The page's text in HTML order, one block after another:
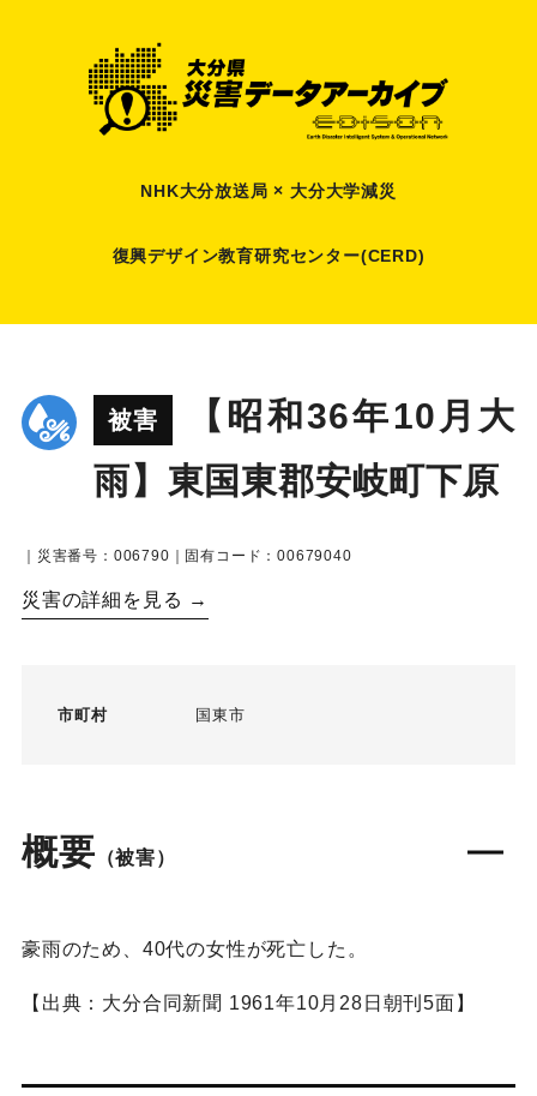
NHK大分放送局 × 大分大学減災
復興デザイン教育研究センター(CERD)
被害
【昭和36年10月大
雨】東国東郡安岐町下原
｜災害番号：006790｜固有コード：00679040
災害の詳細を見る →
市町村 国東市
概要 （被害）
豪雨のため、40代の女性が死亡した。
【出典：大分合同新聞 1961年10月28日朝刊5面】